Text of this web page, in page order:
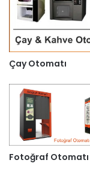
Çay Otomatı
Fotoğraf Otomatı